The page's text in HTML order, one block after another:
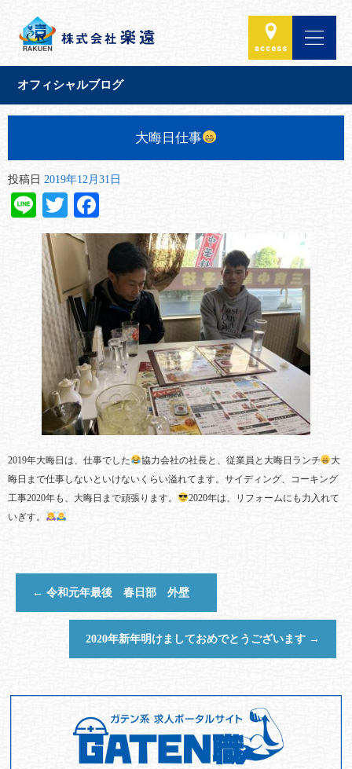
オフィシャルブログ
大晦日仕事
投稿日 2019年12月31日
LineTwitter
2019年大晦日は、仕事でした 協力会社の社長と、従業員と大晦日ランチ
大
晦日まで仕事しないといけないくらい溢れてます。サイディング、コーキング
工事2020年も、大晦日まで頑張ります。
2020年は、リフォームにも力入れて
いぎす。
← 令和元年最後 春日部 外壁
2020年新年明けましておめでとうございます →